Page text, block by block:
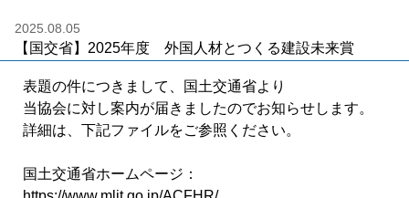
2025.08.05
【国交省】2025年度 外国人材とつくる建設未来賞
表題の件につきまして、国土交通省より
当協会に対し案内が届きましたのでお知らせします。
詳細は、下記ファイルをご参照ください。
国土交通省ホームページ：